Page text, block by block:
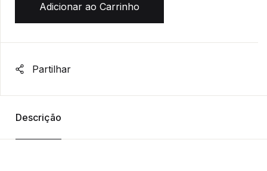
Adicionar ao Carrinho
Partilhar
Descrição